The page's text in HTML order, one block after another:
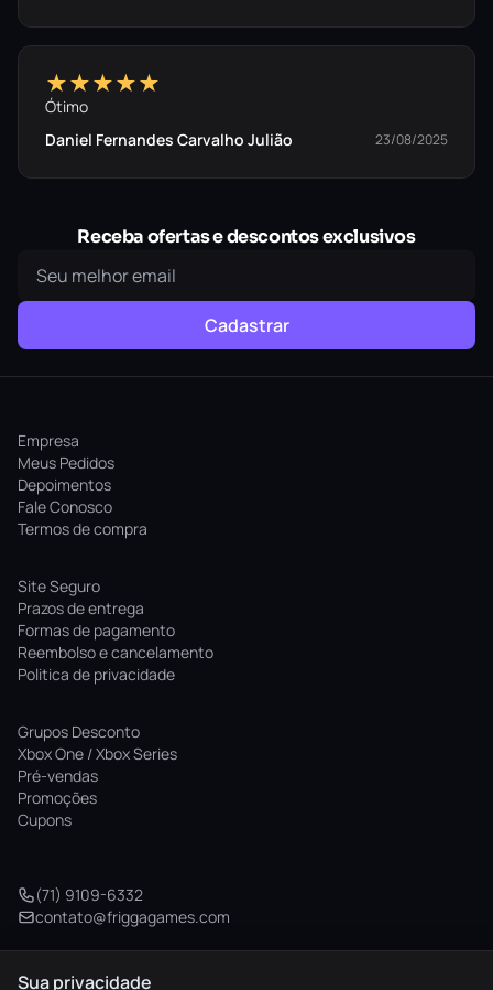
★★★★★
Ótimo
Daniel Fernandes Carvalho Julião
23/08/2025
Receba ofertas e descontos exclusivos
Cadastrar
Empresa
Meus Pedidos
Depoimentos
Fale Conosco
Termos de compra
Site Seguro
Prazos de entrega
Formas de pagamento
Reembolso e cancelamento
Politica de privacidade
Grupos Desconto
Xbox One / Xbox Series
Pré-vendas
Promoções
Cupons
(71) 9109-6332
contato@friggagames.com
Sua privacidade